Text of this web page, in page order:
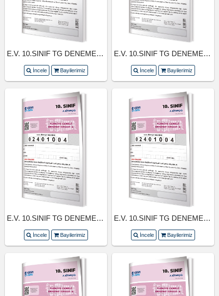
E.V. 10.SINIF TG DENEME SINAVI 1.SAYI (25-26)
İncele Bayilerimiz
E.V. 10.SINIF TG DENEME SINAVI 6.SAYI (24-25)
İncele Bayilerimiz
E.V. 10.SINIF TG DENEME SINAVI 5.SAYI (24-25)
İncele Bayilerimiz
E.V. 10.SINIF TG DENEME SINAVI 4.SAYI (24-25)
İncele Bayilerimiz